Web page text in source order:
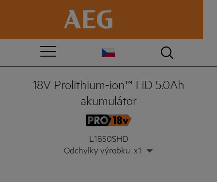
18V Prolithium-ion™ HD 5.0Ah
akumulátor
L1850SHD
Odchylky výrobku: x1